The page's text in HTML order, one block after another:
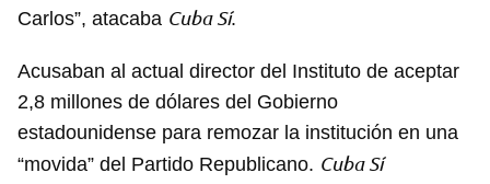
Carlos”, atacaba Cuba Sí.
Acusaban al actual director del Instituto de aceptar
2,8 millones de dólares del Gobierno
estadounidense para remozar la institución en una
“movida” del Partido Republicano. Cuba Sí